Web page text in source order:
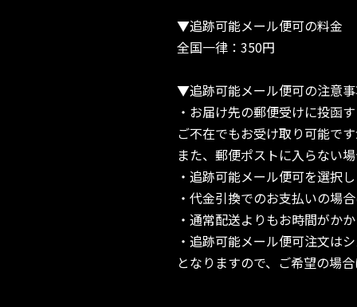
▼追跡可能メール便可の料金
全国一律：350円
▼追跡可能メール便可の注意
・お届け先の郵便受けに投函
ご不在でもお受け取り可能で
また、郵便ポストに入らない
・追跡可能メール便可を選択
・代金引換でのお支払いの場
・通常配送よりもお時間がか
・追跡可能メール便可注文は
となりますので、ご希望の場